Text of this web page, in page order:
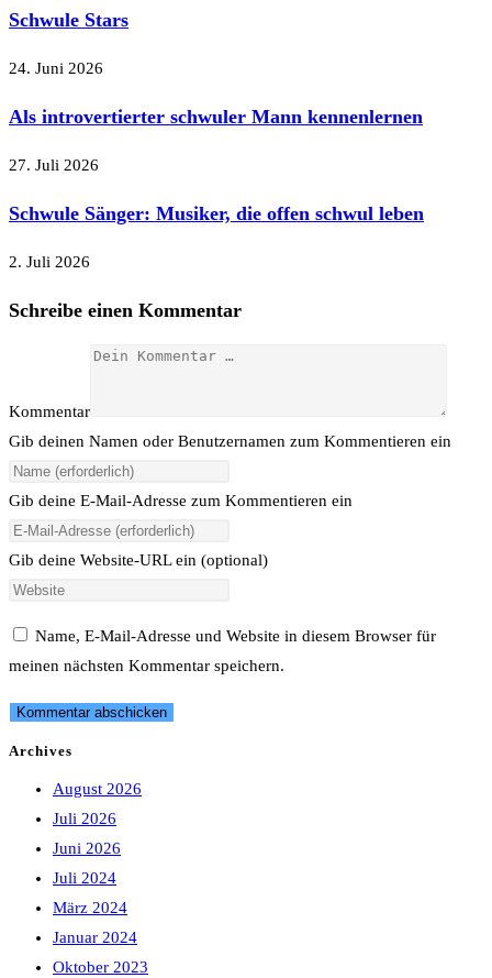
Schwule Stars
24. Juni 2026
Als introvertierter schwuler Mann kennenlernen
27. Juli 2026
Schwule Sänger: Musiker, die offen schwul leben
2. Juli 2026
Schreibe einen Kommentar
Kommentar
Gib deinen Namen oder Benutzernamen zum Kommentieren ein
Gib deine E-Mail-Adresse zum Kommentieren ein
Gib deine Website-URL ein (optional)
Name, E-Mail-Adresse und Website in diesem Browser für
meinen nächsten Kommentar speichern.
Archives
August 2026
Juli 2026
Juni 2026
Juli 2024
März 2024
Januar 2024
Oktober 2023